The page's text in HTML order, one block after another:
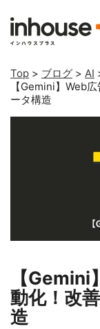
Top > ブログ > AI
【Gemini】Web
ータ構造
【
動化！改
造